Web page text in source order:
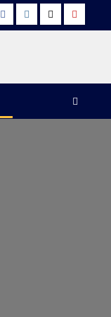
FacebookInstagram
Twitter